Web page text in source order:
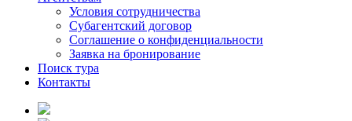
Условия сотрудничества
Субагентский договор
Соглашение о конфиденциальности
Заявка на бронирование
Поиск тура
Контакты